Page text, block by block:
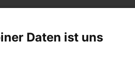
Daten ist uns